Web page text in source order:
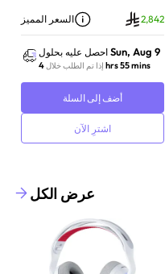
السعر المميز 2,842
احصل عليه بحلول Sun, Aug 9
إذا تم الطلب خلال 4 hrs 55 mins
أضف إلى السلة
اشترِ الآن
عرض الكل